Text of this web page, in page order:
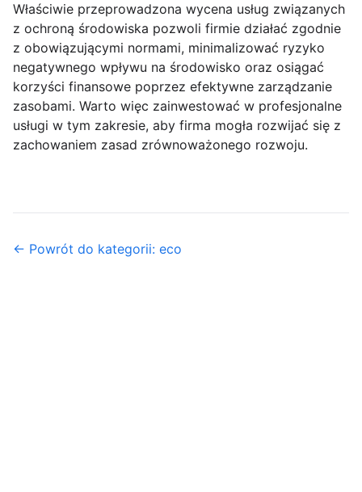
Właściwie przeprowadzona wycena usług związanych
z ochroną środowiska pozwoli firmie działać zgodnie
z obowiązującymi normami, minimalizować ryzyko
negatywnego wpływu na środowisko oraz osiągać
korzyści finansowe poprzez efektywne zarządzanie
zasobami. Warto więc zainwestować w profesjonalne
usługi w tym zakresie, aby firma mogła rozwijać się z
zachowaniem zasad zrównoważonego rozwoju.
← Powrót do kategorii: eco